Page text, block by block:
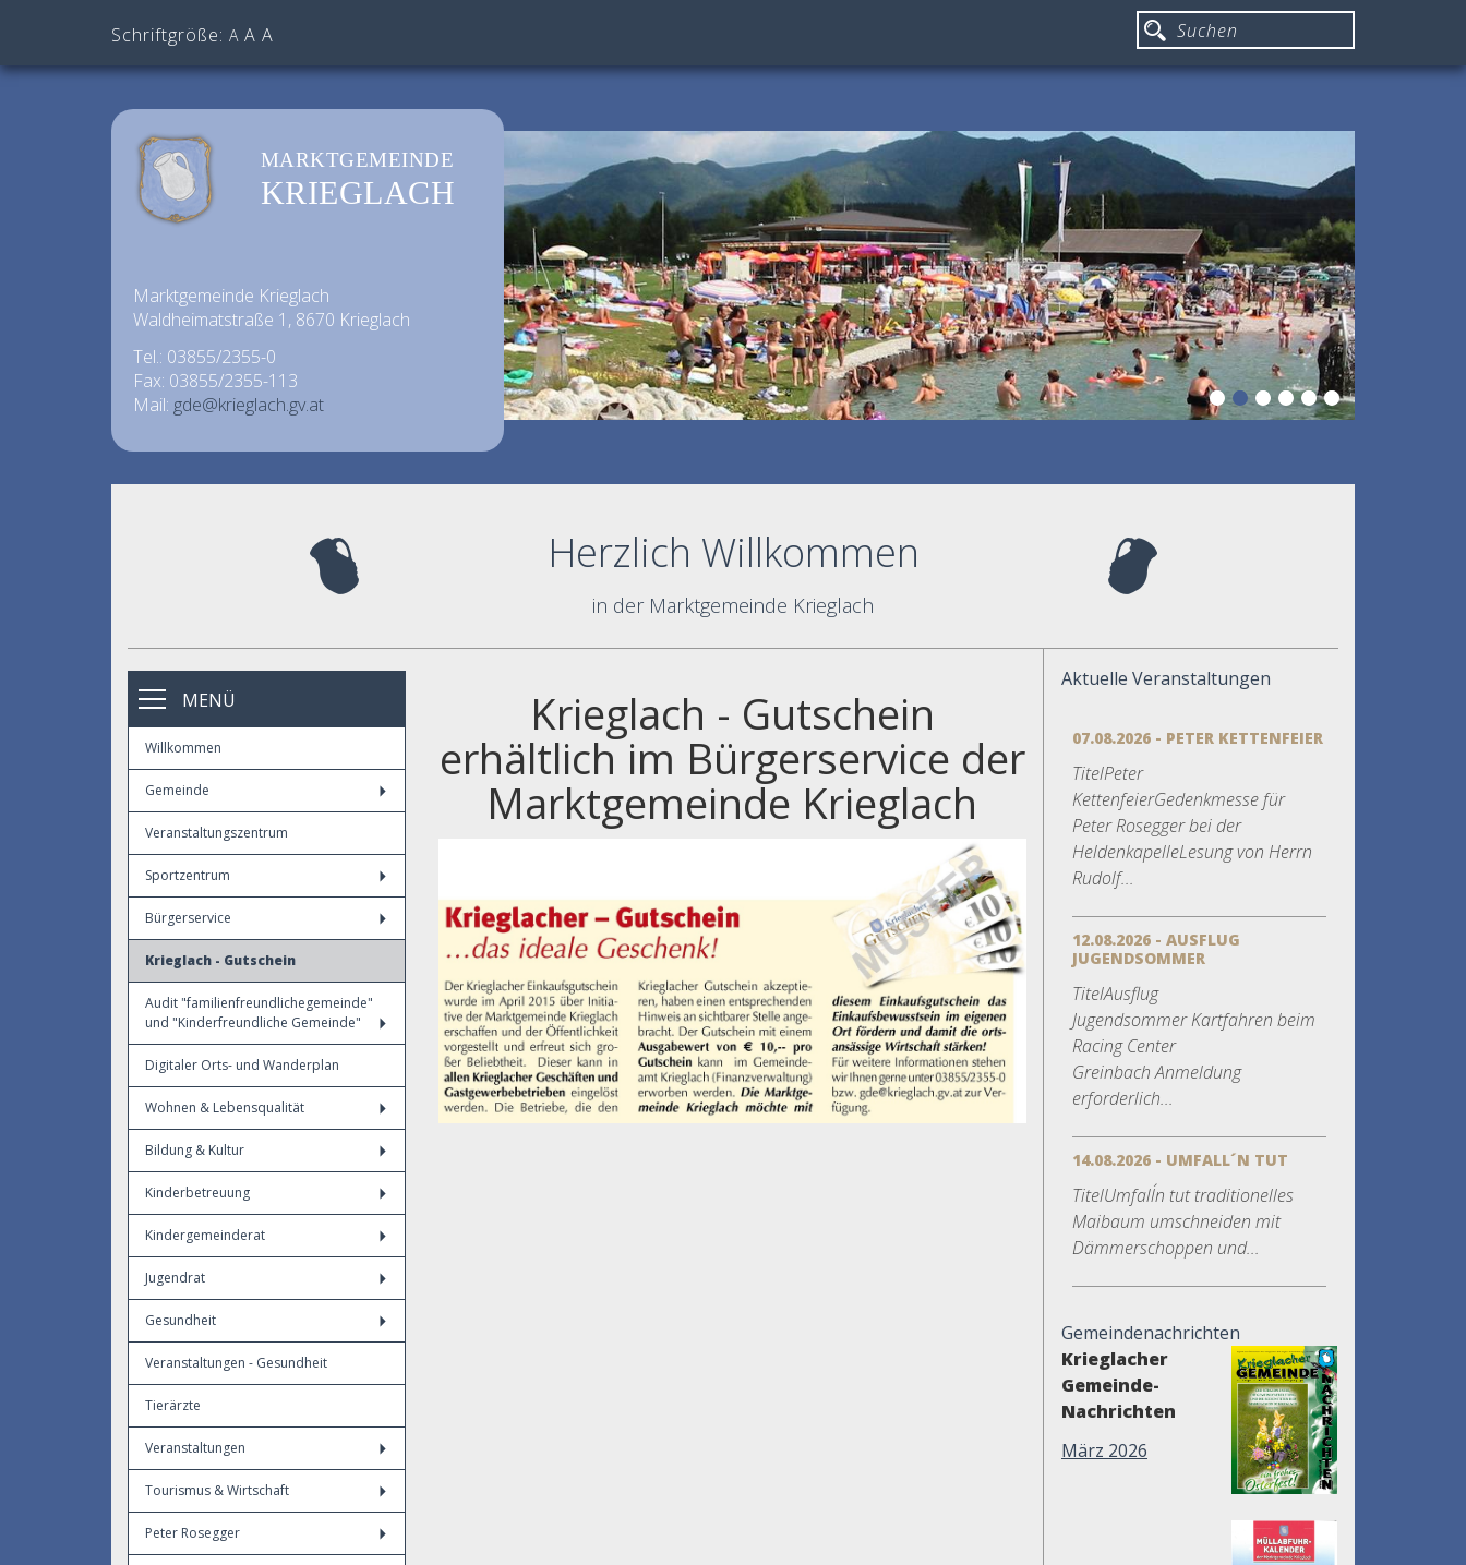
Schriftgröße: A A A
MARKTGEMEINDE
KRIEGLACH
Marktgemeinde Krieglach
Waldheimatstraße 1, 8670 Krieglach
Tel.: 03855/2355-0
Fax: 03855/2355-113
Mail: gde@krieglach.gv.at
Herzlich Willkommen
in der Marktgemeinde Krieglach
MENÜ
Willkommen
Gemeinde
Veranstaltungszentrum
Sportzentrum
Bürgerservice
Krieglach - Gutschein
Audit "familienfreundlichegemeinde"
und "Kinderfreundliche Gemeinde"
Digitaler Orts- und Wanderplan
Wohnen & Lebensqualität
Bildung & Kultur
Kinderbetreuung
Kindergemeinderat
Jugendrat
Gesundheit
Veranstaltungen - Gesundheit
Tierärzte
Veranstaltungen
Tourismus & Wirtschaft
Peter Rosegger
Krieglach - Gutschein
erhältlich im Bürgerservice der
Marktgemeinde Krieglach
Aktuelle Veranstaltungen
07.08.2026 - PETER KETTENFEIER
TitelPeter
KettenfeierGedenkmesse für
Peter Rosegger bei der
HeldenkapelleLesung von Herrn
Rudolf...
12.08.2026 - AUSFLUG
JUGENDSOMMER
TitelAusflug
Jugendsommer Kartfahren beim
Racing Center
Greinbach Anmeldung
erforderlich...
14.08.2026 - UMFALL´N TUT
TitelUmfall´n tut traditionelles
Maibaum umschneiden mit
Dämmerschoppen und...
Gemeindenachrichten
Krieglacher
Gemeinde-
Nachrichten
März 2026